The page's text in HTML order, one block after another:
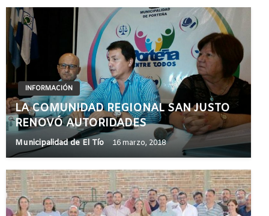
INFORMACIÓN
LA COMUNIDAD REGIONAL SAN JUSTO
RENOVÓ AUTORIDADES
Municipalidad de El Tío 16 marzo, 2018